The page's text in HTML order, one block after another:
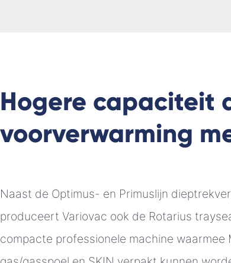
Hogere capaciteit
voorverwarming
Naast de Optimus- en Primuslijn
produceert Variovac ook de Rotarius
compacte professionele machine waarmee